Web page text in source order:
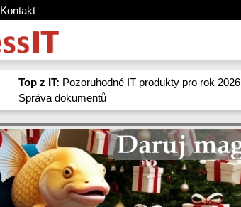
Kontakt
Top z IT: Pozoruhodné IT produkty pro rok 2026
Správa dokumentů